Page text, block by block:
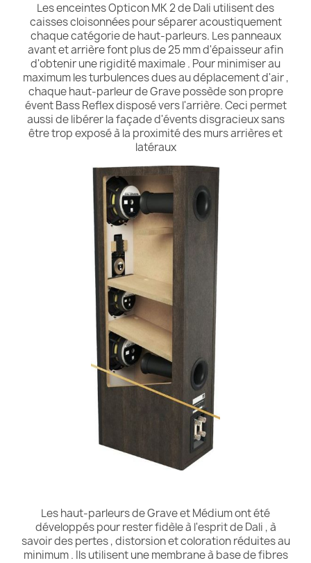
Les enceintes Opticon MK 2 de Dali utilisent des
caisses cloisonnées pour séparer acoustiquement
chaque catégorie de haut-parleurs. Les panneaux
avant et arrière font plus de 25 mm d'épaisseur afin
d'obtenir une rigidité maximale . Pour minimiser au
maximum les turbulences dues au déplacement d'air ,
chaque haut-parleur de Grave possède son propre
évent Bass Reflex disposé vers l'arrière. Ceci permet
aussi de libérer la façade d'évents disgracieux sans
être trop exposé à la proximité des murs arrières et
latéraux
Les haut-parleurs de Grave et Médium ont été
développés pour rester fidèle à l'esprit de Dali , à
savoir des pertes , distorsion et coloration réduites au
minimum . Ils utilisent une membrane à base de fibres